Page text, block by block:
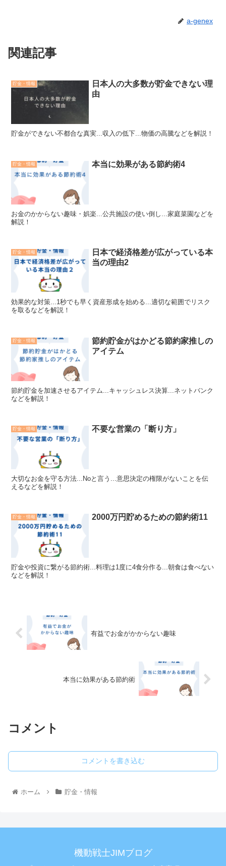
a-genex
関連記事
貯金・情報
日本人の大多数が貯金できない理
由
貯金ができない不都合な真実...収入の低下...物価の高騰などを解説！
貯金・情報 本当に効果がある節約術4
お金のかからない趣味・娯楽...公共施設の使い倒し...家庭菜園などを
解説！
貯金・情報
日本で経済格差が広がっている本
当の理由2
効果的な対策...1秒でも早く資産形成を始める...適切な範囲でリスク
を取るなどを解説！
貯金・情報
節約貯金がはかどる節約家推しの
アイテム
節約貯金を加速させるアイテム...キャッシュレス決算...ネットバンク
などを解説！
貯金・情報 不要な営業の「断り方」
大切なお金を守る方法...Noと言う...意思決定の権限がないことを伝
えるなどを解説！
貯金・情報 2000万円貯めるための節約術11
貯金や投資に繋がる節約術...料理は1度に4食分作る...朝食は食べない
などを解説！
有益でお金がかからない趣味
本当に効果がある節約術
コメント
コメントを書き込む
ホーム 貯金・情報
機動戦士JIMブログ